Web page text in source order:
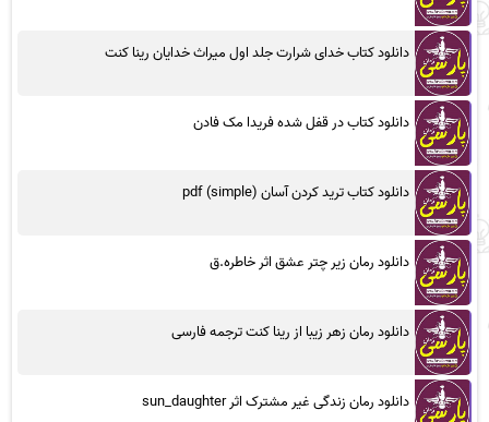
دانلود کتاب خدای شرارت جلد اول میراث خدایان رینا کنت
دانلود کتاب در قفل شده فریدا مک فادن
دانلود کتاب ترید کردن آسان (simple) pdf
دانلود رمان زیر چتر عشق اثر خاطره.ق
دانلود رمان زهر زیبا از رینا کنت ترجمه فارسی
دانلود رمان زندگی غیر مشترک اثر sun_daughter